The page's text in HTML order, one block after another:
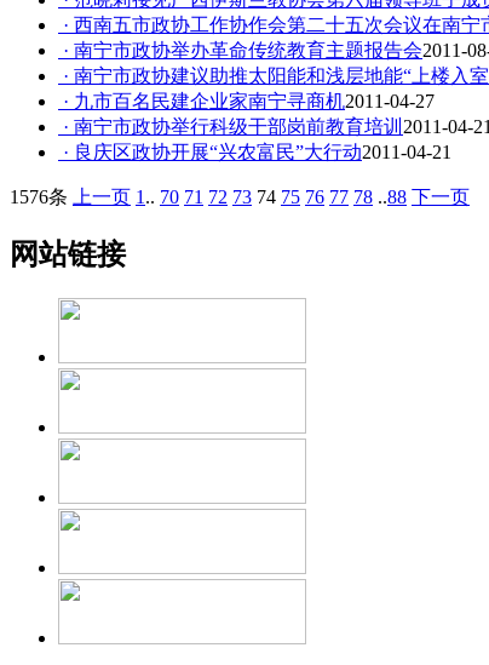
· 西南五市政协工作协作会第二十五次会议在南宁
· 南宁市政协举办革命传统教育主题报告会2011-
· 南宁市政协建议助推太阳能和浅层地能“上楼入
· 九市百名民建企业家南宁寻商机2011-04-27
· 南宁市政协举行科级干部岗前教育培训 2011-04-21
· 良庆区政协开展“兴农富民”大行动2011-04-21
1576条 上一页 1 .. 70 71 72 73 74 75 76 77 78 ..88 下一页
网站链接